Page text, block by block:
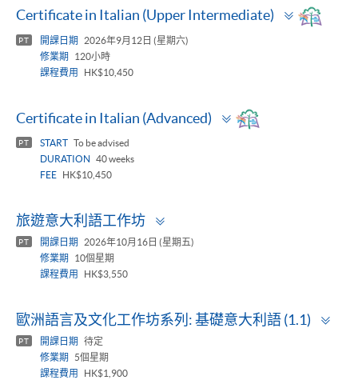
Certificate in Italian (Upper Intermediate)
Toggle
panel
PT 開課日期
2026年9月12日 (星期六)
修業期
120小時
課程費用
HK$10,450
Certificate in Italian (Advanced)
Toggle
panel
PT START To be advised
DURATION
40 weeks
FEE
HK$10,450
旅遊意大利語工作坊
PT 開課日期
2026年10月16日 (星期五)
修業期
10個星期
課程費用
HK$3,550
歐洲語言及文化工作坊系列: 基礎意大利語 (1.1)
PT 開課日期
待定
修業期
5個星期
課程費用
HK$1,900